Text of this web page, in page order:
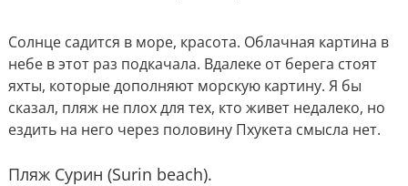
Солнце садится в море, красота. Облачная картина в
небе в этот раз подкачала. Вдалеке от берега стоят
яхты, которые дополняют морскую картину. Я бы
сказал, пляж не плох для тех, кто живет недалеко, но
ездить на него через половину Пхукета смысла нет.
Пляж Сурин (Surin beach).